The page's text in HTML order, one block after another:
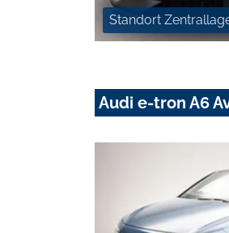
Standort
Audi e-tron A6